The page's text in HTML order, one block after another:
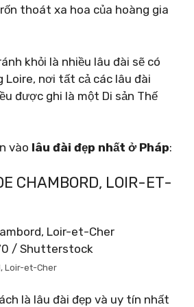
thoát xa hoa của hoàng gia
khỏi là nhiều lâu đài sẽ có
Loire, nơi tất cả các lâu đài
được ghi là một Di sản Thế
vào lâu đài đẹp nhất ở Pháp:
CHAMBORD, LOIR-ET-
/ Shutterstock
Loir-et-Cher
là lâu đài đẹp và uy tín nhất